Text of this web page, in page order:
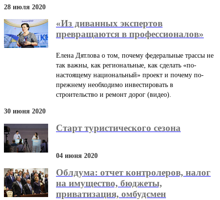
28 июля 2020
«Из диванных экспертов
превращаются в профессионалов»
Елена Дятлова о том, почему федеральные трассы не
так важны, как региональные, как сделать «по-
настоящему национальный» проект и почему по-
прежнему необходимо инвестировать в
строительство и ремонт дорог (видео).
30 июня 2020
Старт туристического сезона
04 июня 2020
Облдума: отчет контролеров, налог
на имущество, бюджеты,
приватизация, омбудсмен